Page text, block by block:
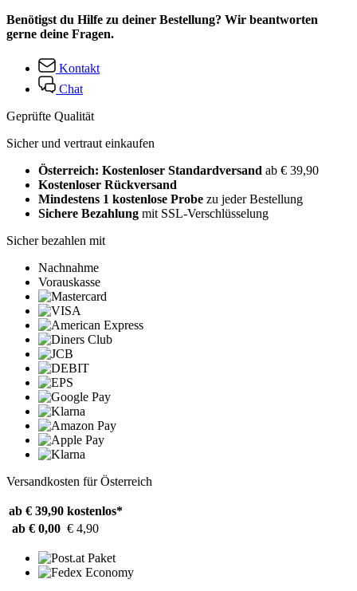
Benötigst du Hilfe zu deiner Bestellung? Wir beantworten
gerne deine Fragen.
Kontakt
Chat
Geprüfte Qualität
Sicher und vertraut einkaufen
Österreich: Kostenloser Standardversand ab € 39,90
Kostenloser Rückversand
Mindestens 1 kostenlose Probe zu jeder Bestellung
Sichere Bezahlung mit SSL-Verschlüsselung
Sicher bezahlen mit
Nachnahme
Vorauskasse
Versandkosten für Österreich
ab € 39,90 kostenlos*
ab € 0,00 € 4,90